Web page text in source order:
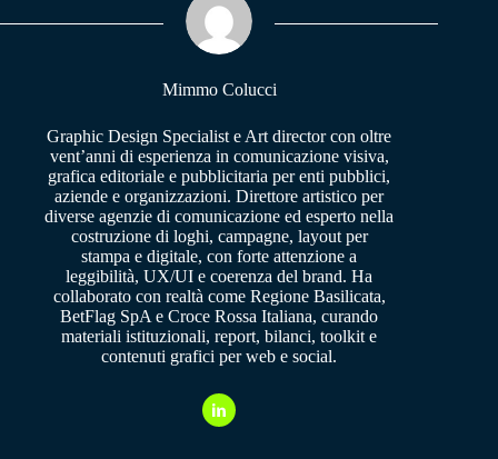
pp m
Mimmo Colucci
Graphic Design Specialist e Art director con oltre
vent’anni di esperienza in comunicazione visiva,
grafica editoriale e pubblicitaria per enti pubblici,
aziende e organizzazioni. Direttore artistico per
diverse agenzie di comunicazione ed esperto nella
costruzione di loghi, campagne, layout per
stampa e digitale, con forte attenzione a
leggibilità, UX/UI e coerenza del brand. Ha
collaborato con realtà come Regione Basilicata,
BetFlag SpA e Croce Rossa Italiana, curando
materiali istituzionali, report, bilanci, toolkit e
contenuti grafici per web e social.